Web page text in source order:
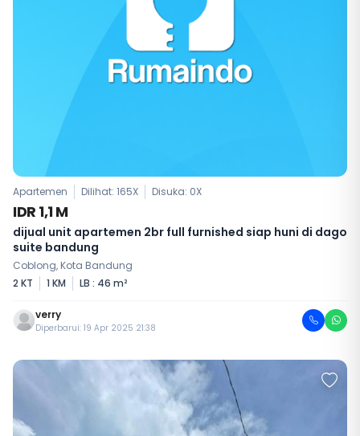
Apartemen Dilihat: 165X Disuka: 0X
IDR 1,1 M
dijual unit apartemen 2br full furnished siap huni di dago
suite bandung
Coblong, Kota Bandung
2 KT
1 KM LB : 46 m²
verry
Diperbarui: 19 Apr 2025 21:38